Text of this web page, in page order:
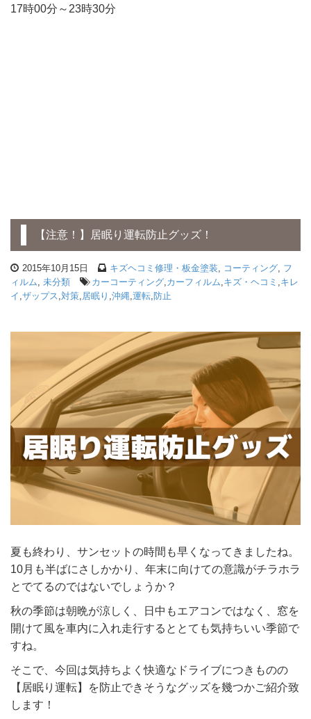
17時00分～23時30分
【注意！】居眠り運転防止グッズ！
2015年10月15日 キズヘコミ修理・板金塗装 コーティング フ
ィルム 未分類 カーコーティング カーフィルム キズ・ヘコミ キレ
イ ザップス 対策 居眠り 沖縄 運転 防止
夏も終わり、サンセットの時間も早くなってきましたね。
10月も半ばにさしかかり、年末に向けての意識がチラホラ
とでてるのではないでしょうか？
秋の季節は朝晩が涼しく、日中もエアコンではなく、窓を
開けて風を車内に入れ走行するととても気持ちいい季節で
すね。
そこで、今回は気持ちよく快適なドライブにつきものの
【居眠り運転】を防止できそうなグッズを幾つかご紹介致
します！